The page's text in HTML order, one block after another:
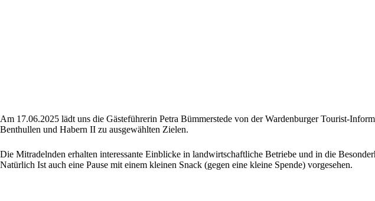
Am 17.06.2025 lädt uns die Gästeführerin Petra Bümmerstede von derWardenburgerTourist-In
Benthullen und Habern II zu ausgewählten Zielen.
Die Mitradelnden erhalten interessante Einblicke in landwirtschaftliche Betriebe und in die
Natürlich Ist auch eine Pause mit einem kleinen Snack (gegen eine kleine Spende) vorgesehen.